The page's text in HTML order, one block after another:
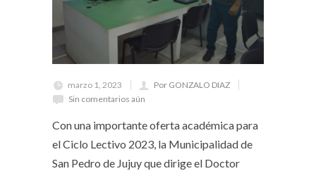
marzo 1, 2023
Por GONZALO DIAZ
Sin comentarios aún
Con una importante oferta académica para
el Ciclo Lectivo 2023, la Municipalidad de
San Pedro de Jujuy que dirige el Doctor